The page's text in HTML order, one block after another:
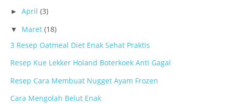
► April (3)
▼ Maret (18)
3 Resep Oatmeal Diet Enak Sehat Praktis
Resep Kue Lekker Holand Boterkoek Anti Gagal
Resep Cara Membuat Nugget Ayam Frozen
Cara Mengolah Belut Enak